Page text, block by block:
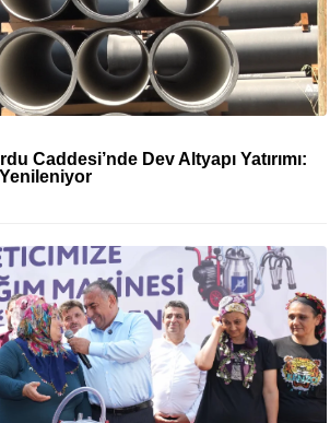
Caddesi’nde Dev Altyapı Yatırımı:
Yenileniyor